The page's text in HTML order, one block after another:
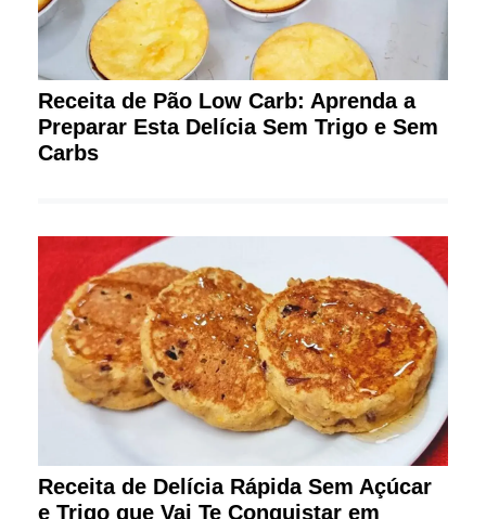
Receita de Pão Low Carb: Aprenda a
Preparar Esta Delícia Sem Trigo e Sem
Carbs
Receita de Delícia Rápida Sem Açúcar
e Trigo que Vai Te Conquistar em